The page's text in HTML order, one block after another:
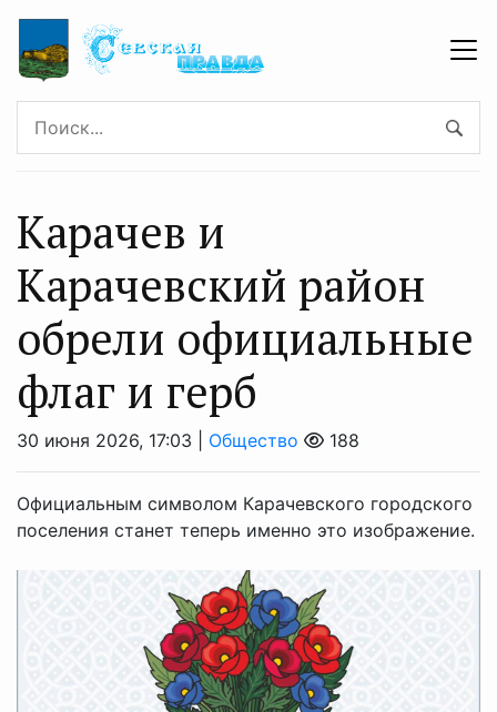
Карачев и
Карачевский район
обрели официальные
флаг и герб
30 июня 2026, 17:03 | Общество 188
Официальным символом Карачевского городского
поселения станет теперь именно это изображение.